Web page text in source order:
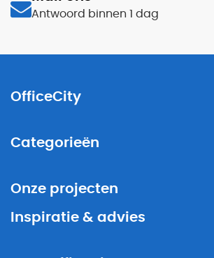
Antwoord binnen 1 dag
OfficeCity
Categorieën
Onze projecten
Inspiratie & advies